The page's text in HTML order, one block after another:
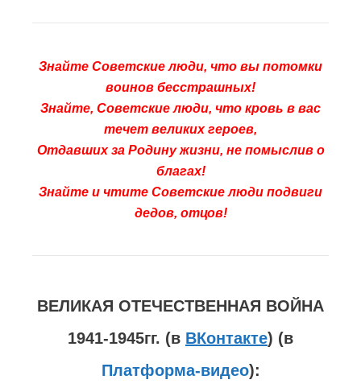
Знайте Советские люди, что вы потомки
воинов бесстрашных!
Знайте, Советские люди, что кровь в вас
течет великих героев,
Отдавших за Родину жизни, не помыслив о
благах!
Знайте и чтите Советские люди подвиги
дедов, отцов!
ВЕЛИКАЯ ОТЕЧЕСТВЕННАЯ ВОЙНА
1941-1945гг. (в ВКонтакте) (в
Платформа-видео):